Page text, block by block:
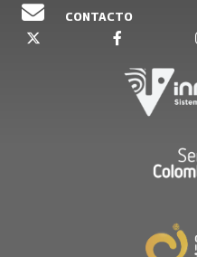
CONTACTO